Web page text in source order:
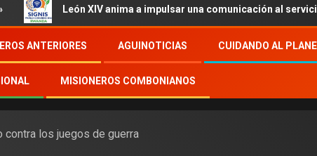
León XIV anima a impulsar una comunicación al servicio del bien
ANTERIORES AGUINOTICIAS CUIDANDO AL
MISIONEROS COMBONIANOS
contra los juegos de guerra